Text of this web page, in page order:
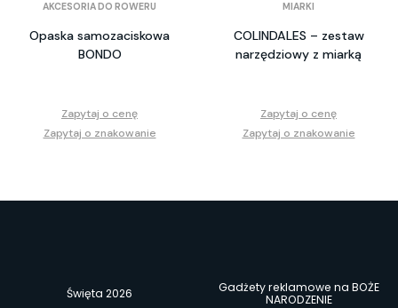
AKCESORIA DO ROWERU
Opaska samozaciskowa
BONDO
Zapytaj o cenę
Zapytaj o znakowanie
MIARKI
COLINDALES – zestaw
narzędziowy z miarką
Zapytaj o cenę
Zapytaj o znakowanie
Święta 2026
Gadżety reklamowe na BOŻE
NARODZENIE